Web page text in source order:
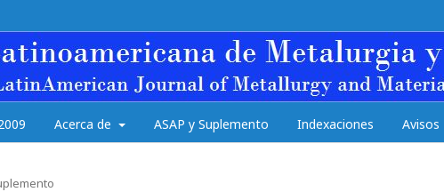
Acerca de ASAP y Suplemento Indexaciones Avisos